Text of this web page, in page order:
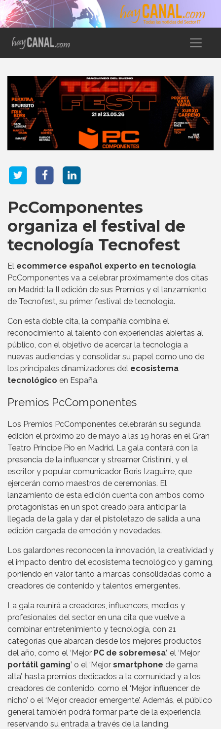
PcComponentes
organiza el festival de
tecnología Tecnofest
El ecommerce español experto en tecnología
PcComponentes va a celebrar próximamente dos citas
en Madrid: la II edición de sus Premios y el lanzamiento
de Tecnofest, su primer festival de tecnología.
Con esta doble cita, la compañía combina el
reconocimiento al talento con experiencias abiertas al
público, con el objetivo de acercar la tecnología a
nuevas audiencias y consolidar su papel como uno de
los principales dinamizadores del ecosistema
tecnológico en España.
Premios PcComponentes
Los Premios PcComponentes celebrarán su segunda
edición el próximo 20 de mayo a las 19 horas en el Gran
Teatro Principe Pío en Madrid. La gala contará con la
presencia de la influencer y streamer Cristinini, y el
escritor y popular comunicador Boris Izaguirre, que
ejercerán como maestros de ceremonias. El
lanzamiento de esta edición cuenta con ambos como
protagonistas en un spot creado para anticipar la
llegada de la gala y dar el pistoletazo de salida a una
edición cargada de emoción y novedades.
Los galardones reconocen la innovación, la creatividad y
el impacto dentro del ecosistema tecnológico y gaming,
poniendo en valor tanto a marcas consolidadas como a
creadores de contenido y talentos emergentes.
La gala reunirá a creadores, influencers, medios y
profesionales del sector en una cita que vuelve a
combinar entretenimiento y tecnología, con 21
categorías que abarcan desde los mejores productos
del año, como el ‘Mejor PC de sobremesa’, el ‘Mejor
portátil gaming’ o el ‘Mejor smartphone de gama
alta’, hasta premios dedicados a la comunidad y a los
creadores de contenido, como el ‘Mejor influencer de
nicho’ o el ‘Mejor creador emergente’. Además, el público
general también podrá formar parte de la experiencia
reservando su entrada a través de la landing.